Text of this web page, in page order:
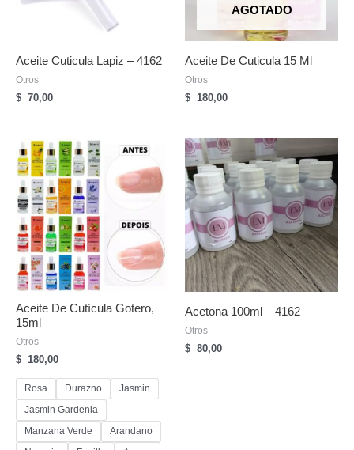
Aceite Cuticula Lapiz – 4162
Otros
$ 70,00
AGOTADO
Aceite De Cuticula 15 Ml
Otros
$ 180,00
Aceite De Cutícula Gotero,
15ml
Otros
$ 180,00
Rosa Durazno
Jasmin
Jasmin Gardenia
Manzana Verde
Arandano
Acetona 100ml – 4162
Otros
$ 80,00